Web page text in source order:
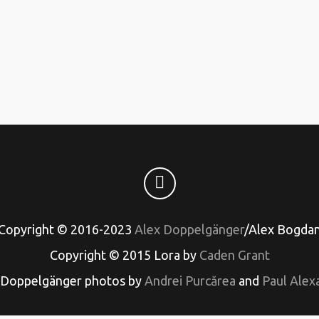
© 2016-2023 Alex Doppelgänger/Alex
Copyright © 2015 Lora by Caden Grant
photos byAndrei Purcărea and Paul